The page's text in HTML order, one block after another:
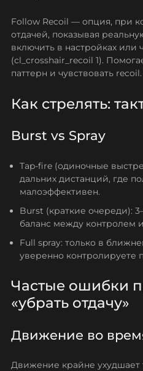
Follow Recoil — опция, при
отдачей, показывая
включить в настройках или
(cl_crosshair_recoil 1).
паттерн и чувствовать recoil.
Как стрелять:
Burst vs Spray
Tap-fire (одиночные
дальних дистанций, где
малоэффективен.
Burst (краткие очереди):
баланс между контролем
Full spray: только в
уверенно контролируете
Частые ошибки
«убрать отдачу»
Движение во
Движение крайне ухудшает